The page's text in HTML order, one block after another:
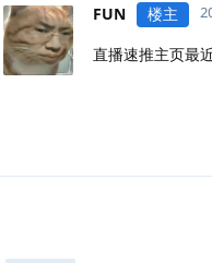
FUN 楼主
直播速推主页最